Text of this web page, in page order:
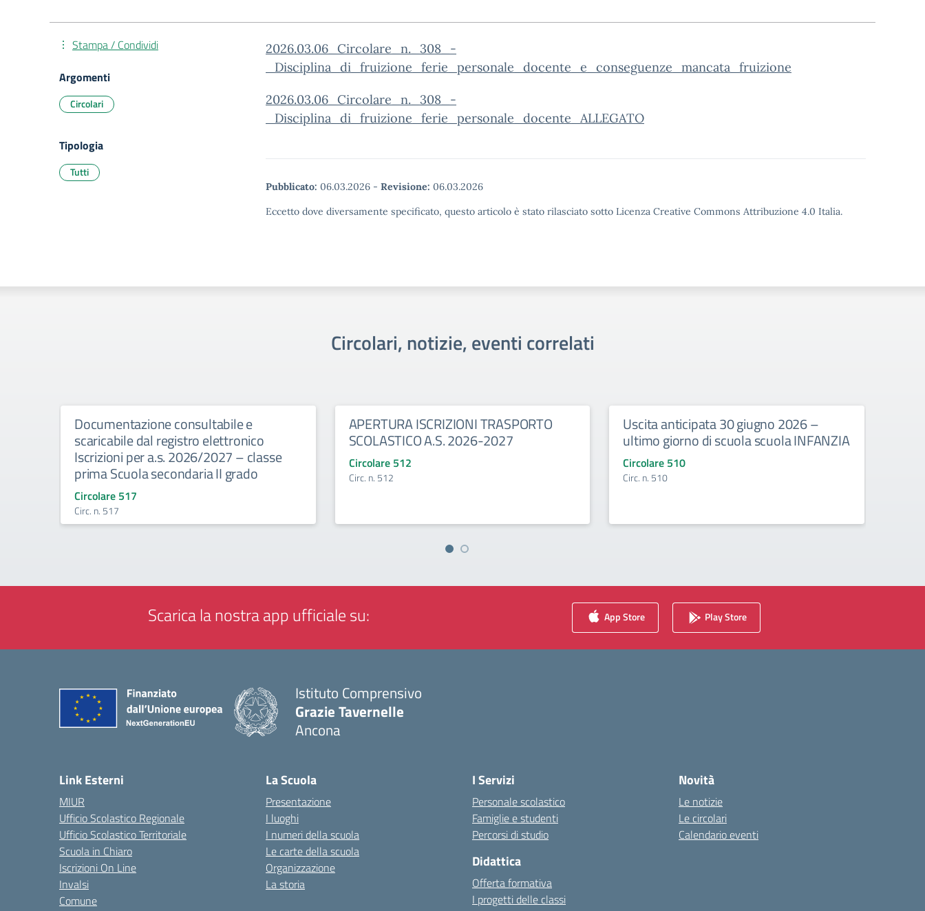
2026.03.06_Circolare_n._308_-
_Disciplina_di_fruizione_ferie_personale_docente_e_conseguenze_mancata_fruizione
2026.03.06_Circolare_n._308_-
_Disciplina_di_fruizione_ferie_personale_docente_ALLEGATO
Pubblicato: 06.03.2026 - Revisione: 06.03.2026
Eccetto dove diversamente specificato, questo articolo è stato rilasciato sotto Licenza Creative Commons Attribuzione 4.0 Italia.
Stampa / Condividi
Argomenti
Circolari
Tipologia
Tutti
Circolari, notizie, eventi correlati
Documentazione consultabile e
scaricabile dal registro elettronico
Iscrizioni per a.s. 2026/2027 – classe
prima Scuola secondaria II grado
Circolare 517
Circ. n. 517
APERTURA ISCRIZIONI TRASPORTO
SCOLASTICO A.S. 2026-2027
Circolare 512
Circ. n. 512
Uscita anticipata 30 giugno 2026 –
ultimo giorno di scuola scuola INFANZIA
Circolare 510
Circ. n. 510
Scarica la nostra app ufficiale su: App Store Play Store
Istituto Comprensivo
Grazie Tavernelle
Ancona
Link Esterni
MIUR
Ufficio Scolastico Regionale
Ufficio Scolastico Territoriale
Scuola in Chiaro
Iscrizioni On Line
Invalsi
Comune
La Scuola
Presentazione
I luoghi
I numeri della scuola
Le carte della scuola
Organizzazione
La storia
I Servizi
Personale scolastico
Famiglie e studenti
Percorsi di studio
Didattica
Offerta formativa
I progetti delle classi
Novità
Le notizie
Le circolari
Calendario eventi